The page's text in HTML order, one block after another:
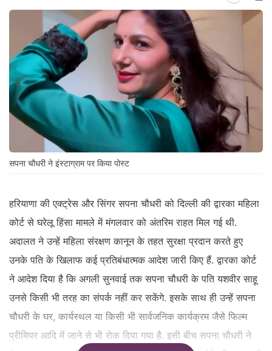
सपना चौधरी ने इंस्टाग्राम पर किया पोस्ट
हरियाणा की एक्ट्रेस और सिंगर सपना चौधरी को दिल्ली की द्वारका महिला
कोर्ट से घरेलू हिंसा मामले में मंगलवार को अंतरिम राहत मिल गई थी.
अदालत ने उन्हें महिला संरक्षण कानून के तहत सुरक्षा प्रदान करते हुए
उनके पति के खिलाफ कई प्रतिबंधात्मक आदेश जारी किए हैं. द्वारका कोर्ट
ने आदेश दिया है कि अगली सुनवाई तक सपना चौधरी के पति यशवीर साहू
उनसे किसी भी तरह का संपर्क नहीं कर सकेंगे. इसके साथ ही उन्हें सपना
चौधरी के घर, कार्यस्थल या किसी भी सार्वजनिक कार्यक्रम जैसे फिल्म
प्रीमियर आदि में जाने से भी रोक दिया गया है. इसी बीच सपना चौधरी ने